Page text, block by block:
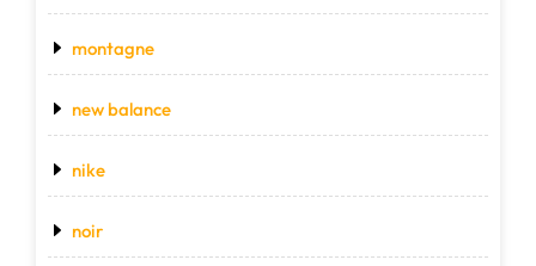
montagne
new balance
nike
noir